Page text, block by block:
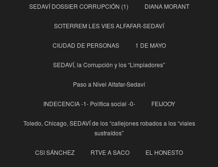
SEDAVÍ DOSSIER CORRUPCIÓN (1) DIANA MORANT
SOTERREM LES VIES ALFAFAR-SEDAVÍ
CIUDAD DE PERSONAS 1 DE MAYO
SEDAVÍ, la Corrupción y los “Limpiadores”
Paso a Nivel Alfafar-Sedaví
INDECENCIA -1- Política social -0- FEIJOOY
Toledo, Chicago, SEDAVÍ de los “callejones robados a los “viales
sustraídos”
CSI SÁNCHEZ RTVE A SACO EL HONESTO